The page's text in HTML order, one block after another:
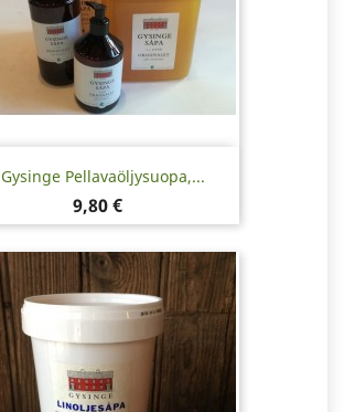
Gysinge Pellavaöljysuopa,...
Hinta
9,80 €